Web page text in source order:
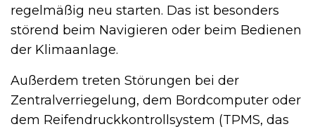
regelmäßig neu starten. Das ist besonders
störend beim Navigieren oder beim Bedienen
der Klimaanlage.
Außerdem treten Störungen bei der
Zentralverriegelung, dem Bordcomputer oder
dem Reifendruckkontrollsystem (TPMS, das